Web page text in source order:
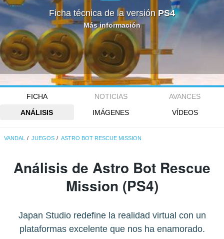
Ficha técnica de la versión PS4
Más información
FICHA NOTICIAS
AVANCES
ANÁLISIS
IMÁGENES VÍDEOS
VANDAL JUEGOS ASTRO BOT RESCUE MISSION
Análisis de Astro Bot Rescue
Mission (PS4)
Japan Studio redefine la realidad virtual con un
plataformas excelente que nos ha enamorado.